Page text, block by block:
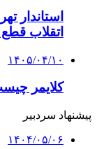
استاندار
اتقلاب
۱۴۰۵/۰۴/۱۰
کلایمر
پیشنهاد سردبیر
۱۴۰۴/۰۵/۰۶